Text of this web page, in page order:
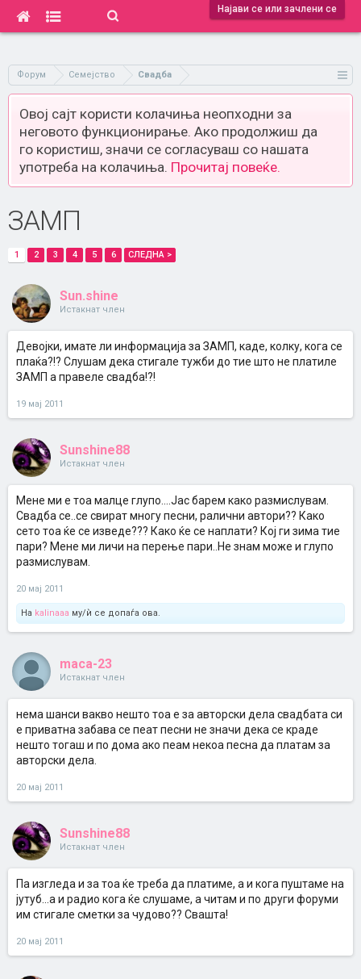
Најави се или зачлени се
Форум Семејство Свадба
Овој сајт користи колачиња неопходни за
неговото функционирање. Ако продолжиш да
го користиш, значи се согласуваш со нашата
употреба на колачиња. Прочитај повеќе.
ЗАМП
1 2 3 4 5 6 СЛЕДНА >
Sun.shine
Истакнат член
Девојки, имате ли информација за ЗАМП, каде, колку, кога се
плаќа?!? Слушам дека стигале тужби до тие што не платиле
ЗАМП а правеле свадба!?!
19 мај 2011
Sunshine88
Истакнат член
Мене ми е тоа малце глупо....Јас барем како размислувам.
Свадба се..се свират многу песни, ралични автори?? Како
сето тоа ќе се изведе??? Како ќе се наплати? Кој ги зима тие
пари? Мене ми личи на перење пари..Не знам може и глупо
размислувам.
20 мај 2011
На kalinaaa му/ѝ се допаѓа ова.
maca-23
Истакнат член
нема шанси вакво нешто тоа е за авторски дела свадбата си
е приватна забава се пеат песни не значи дека се краде
нешто тогаш и по дома ако пеам некоа песна да платам за
авторски дела.
20 мај 2011
Sunshine88
Истакнат член
Па изгледа и за тоа ќе треба да платиме, а и кога пуштаме на
јутуб...а и радио кога ќе слушаме, а читам и по други форуми
им стигале сметки за чудово?? Свашта!
20 мај 2011